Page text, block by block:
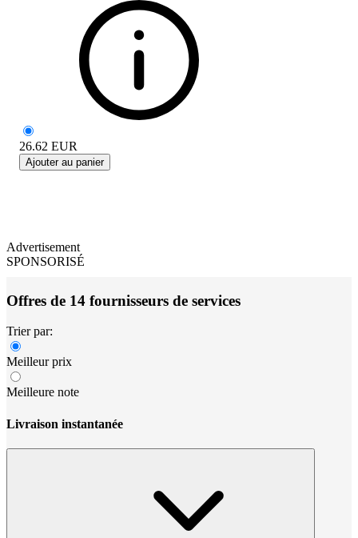
26.62 EUR
Ajouter au panier
Advertisement
SPONSORISÉ
Offres de 14 fournisseurs de services
Trier par:
Meilleur prix
Meilleure note
Livraison instantanée